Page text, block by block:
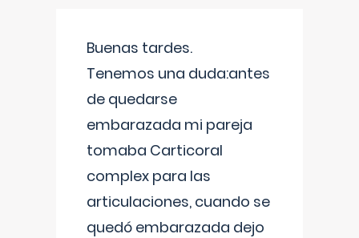
Buenas tardes.
Tenemos una duda:antes
de quedarse
embarazada mi pareja
tomaba Carticoral
complex para las
articulaciones, cuando se
quedó embarazada dejo